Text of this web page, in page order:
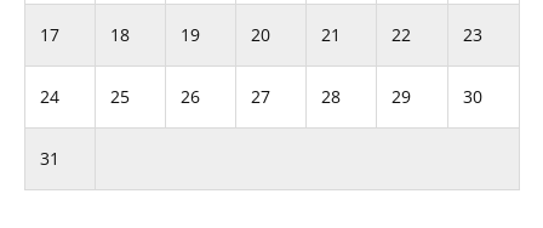
17 18 19 20 21 22 23
24 25 26 27 28 29 30
31